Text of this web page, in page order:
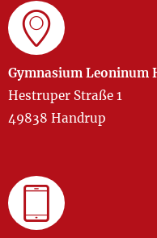
Gymnasium Leoninum
Hestruper Straße 1
49838 Handrup